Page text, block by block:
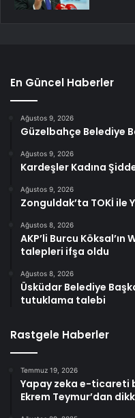
En Güncel Haberler
Ağustos 9, 2026
Güzelbahçe Belediye
Ağustos 9, 2026
Kardeşler Kadına
Ağustos 9, 2026
Zonguldak’ta TOKİ ile
Ağustos 8, 2026
AKP’li Burcu
talepleri ifşa oldu
Ağustos 8, 2026
Üsküdar Belediye
tutuklama talebi
Rastgele Haberler
Temmuz 19, 2026
Yapay zeka e-ticareti
Ekrem Teymur’dan